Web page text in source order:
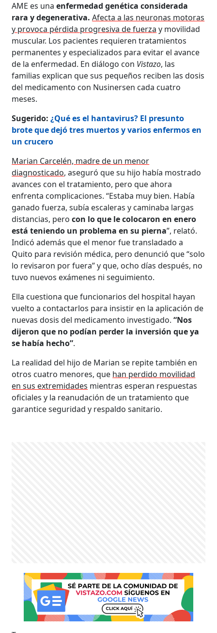
AME es unaenfermedad genética considerada
rara y degenerativa. Afecta a las neuronas motoras
y provoca pérdida progresiva de fuerza y movilidad
muscular. Los pacientes requieren tratamientos
permanentes y especializados para evitar el avance
de la enfermedad. En diálogo con Vistazo, las
familias explican que sus pequeños reciben las dosis
del medicamento con Nusinersen cada cuatro
meses.
Sugerido: ¿Qué es el hantavirus? El presunto
brote que dejó tres muertos y varios enfermos en
un crucero
Marian Carcelén, madre de un menor
diagnosticado, aseguró que su hijo había mostrado
avances con el tratamiento, pero que ahora
enfrenta complicaciones. “Estaba muy bien. Había
ganado fuerza, subía escaleras y caminaba largas
distancias, perocon lo que le colocaron en enero
está teniendo un problema en su pierna”, relató.
Indicó además que el menor fue transladado a
Quito para revisión médica, pero denunció que “solo
lo revisaron por fuera” y que, ocho días después, no
tuvo nuevos exámenes ni seguimiento.
Ella cuestiona que funcionarios del hospital hayan
vuelto a contactarlos para insistir en la aplicación de
nuevas dosis del medicamento investigado.“Nos
dijeron que no podían perder la inversión que ya
se había hecho”.
La realidad del hijo de Marian se repite también en
otros cuatro menores, que han perdido movilidad
en sus extremidades mientras esperan respuestas
oficiales y la reanudación de un tratamiento que
garantice seguridad y respaldo sanitario.